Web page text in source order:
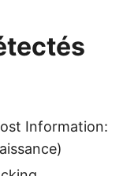
Information: